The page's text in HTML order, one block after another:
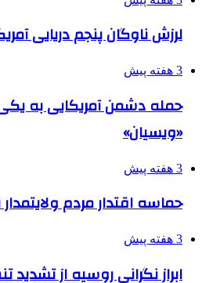
لرزش ناوگان پنجم دریایی
3 هفته پیش
حمله دشمن آمریکایی به
«ویسیان»
3 هفته پیش
حماسه اقتدار مردم ولایتمدار
3 هفته پیش
ابراز نگرانی روسیه از تشدید